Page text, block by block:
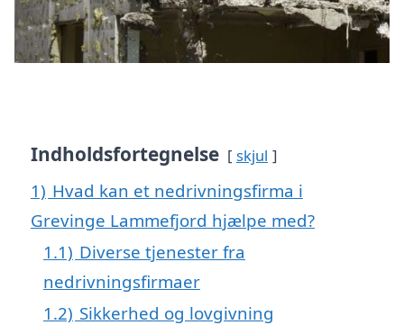
Indholdsfortegnelse skjul
1) Hvad kan et nedrivningsfirma i
Grevinge Lammefjord hjælpe med?
1.1) Diverse tjenester fra
nedrivningsfirmaer
1.2) Sikkerhed og lovgivning